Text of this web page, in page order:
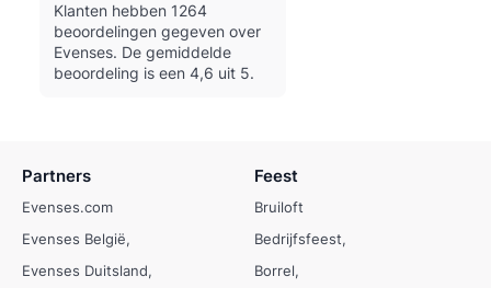
Klanten hebben 1264
beoordelingen gegeven over
Evenses. De gemiddelde
beoordeling is een 4,6 uit 5.
Partners
Evenses.com
Evenses België
Evenses Duitsland
Feest
Bruiloft
Bedrijfsfeest
Borrel